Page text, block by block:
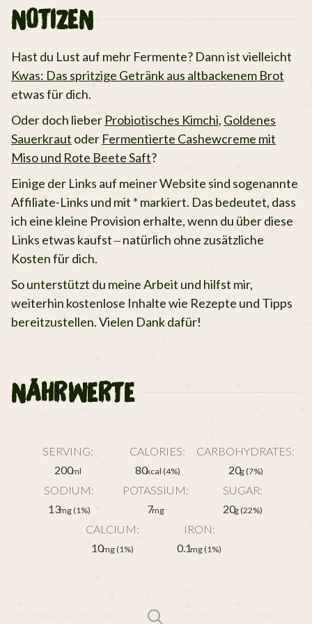
NOTIZEN
Hast du Lust auf mehr Fermente? Dann ist vielleicht
Kwas: Das spritzige Getränk aus altbackenem Brot
etwas für dich.
Oder doch lieber Probiotisches Kimchi, Goldenes
Sauerkraut oder Fermentierte Cashewcreme mit
Miso und Rote Beete Saft?
Einige der Links auf meiner Website sind sogenannte
Affiliate-Links und mit * markiert. Das bedeutet, dass
ich eine kleine Provision erhalte, wenn du über diese
Links etwas kaufst – natürlich ohne zusätzliche
Kosten für dich.
So unterstützt du meine Arbeit und hilfst mir,
weiterhin kostenlose Inhalte wie Rezepte und Tipps
bereitzustellen. Vielen Dank dafür!
NÄHRWERTE
SERVING:
200ml
CALORIES:
80kcal (4%)
CARBOHYDRATES:
20g(7%)
SODIUM:
13mg(1%)
POTASSIUM:
7mg
SUGAR:
20g(22%)
CALCIUM:
10mg(1%)
IRON:
0.1mg(1%)